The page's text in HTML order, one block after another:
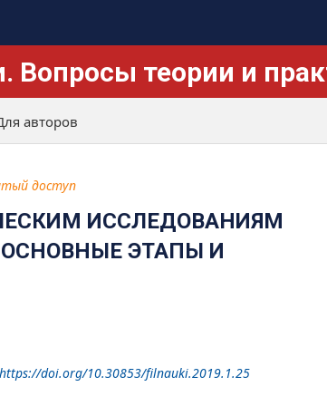
Вопросы теории и
авторов
доступ
ИССЛЕДОВАНИЯМ
ОСНОВНЫЕ ЭТАПЫ И
https://doi.org/10.30853/filnauki.2019.1.25